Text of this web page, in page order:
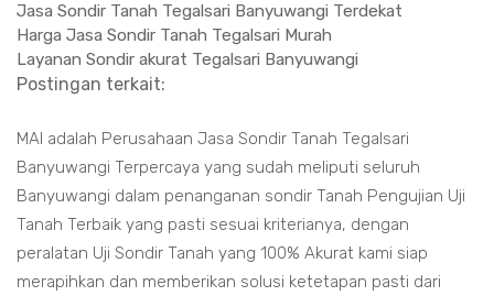
Jasa Sondir Tanah Tegalsari Banyuwangi Terdekat
Harga Jasa Sondir Tanah Tegalsari Murah
Layanan Sondir akurat Tegalsari Banyuwangi
Postingan terkait:
MAI adalah Perusahaan Jasa Sondir Tanah Tegalsari
Banyuwangi Terpercaya yang sudah meliputi seluruh
Banyuwangi dalam penanganan sondir Tanah Pengujian Uji
Tanah Terbaik yang pasti sesuai kriterianya, dengan
peralatan Uji Sondir Tanah yang 100% Akurat kami siap
merapihkan dan memberikan solusi ketetapan pasti dari